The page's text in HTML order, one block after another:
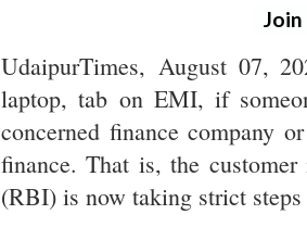
UdaipurTimes, August 07,
laptop, tab on EMI, if
concerned finance company
finance. That is, the
(RBI) is now taking strict